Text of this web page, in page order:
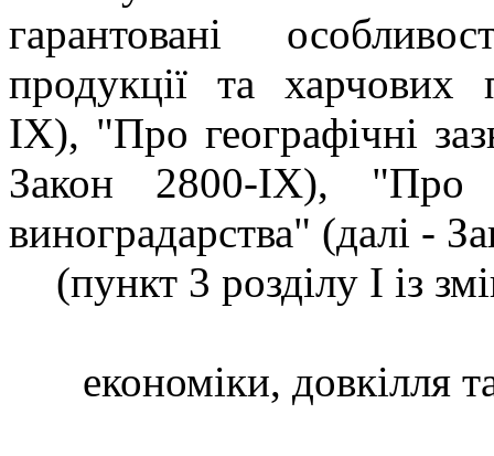
гарантовані
продукції та харчових
IX), "Про географічні
Закон 2800-IX), "Про
виноградарства" (далі -
(пункт 3 розділу I із
економіки, довкілля